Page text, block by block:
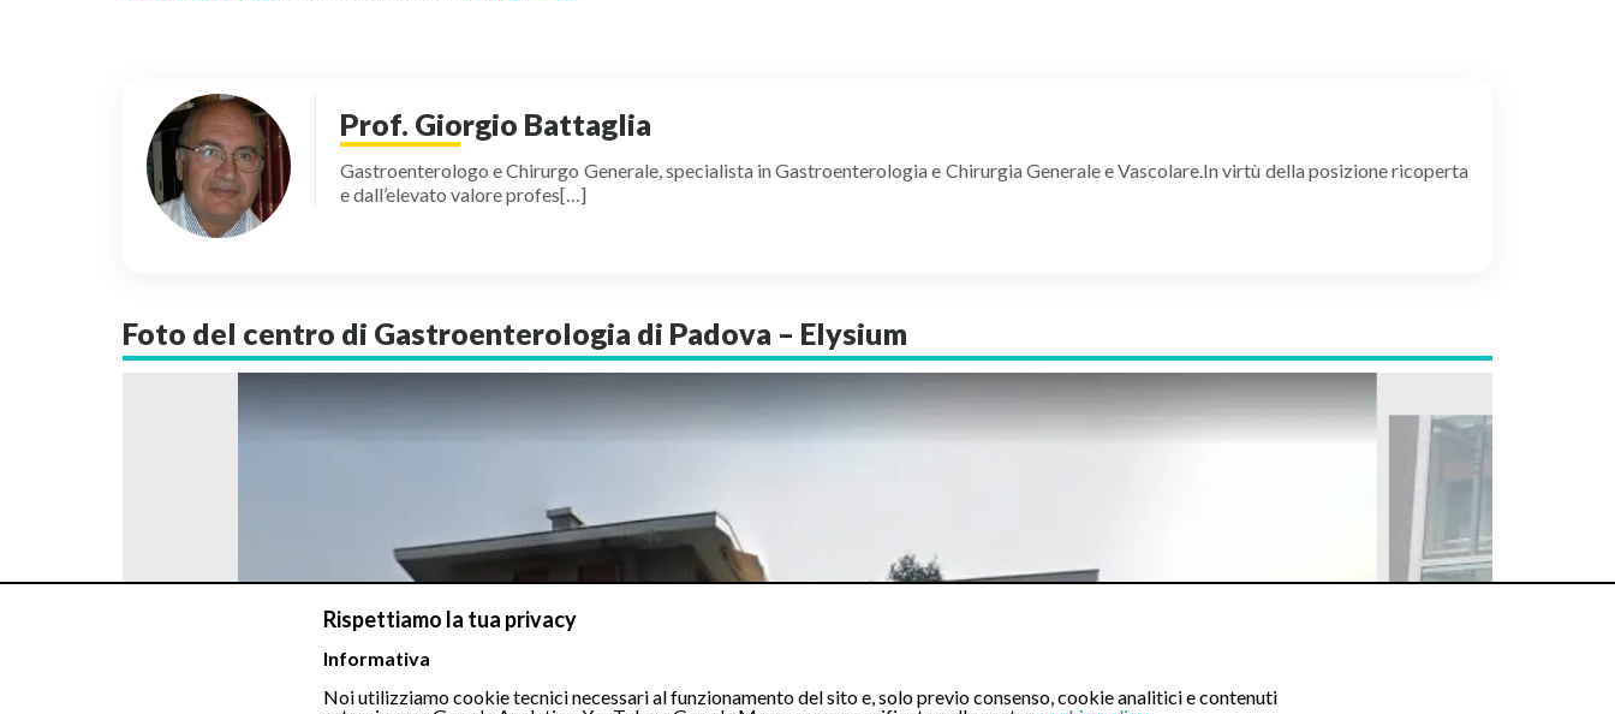
Rispettiamo la tua privacy
Informativa
Noi utilizziamo cookie tecnici necessari al funzionamento del sito e, solo previo consenso, cookie analitici e contenuti
Prof. Giorgio Battaglia
Gastroenterologo e Chirurgo Generale, specialista in Gastroenterologia e Chirurgia Generale e Vascolare.In virtù della posizione ricoperta
e dall’elevato valore profes[…]
Foto del centro di Gastroenterologia di Padova – Elysium